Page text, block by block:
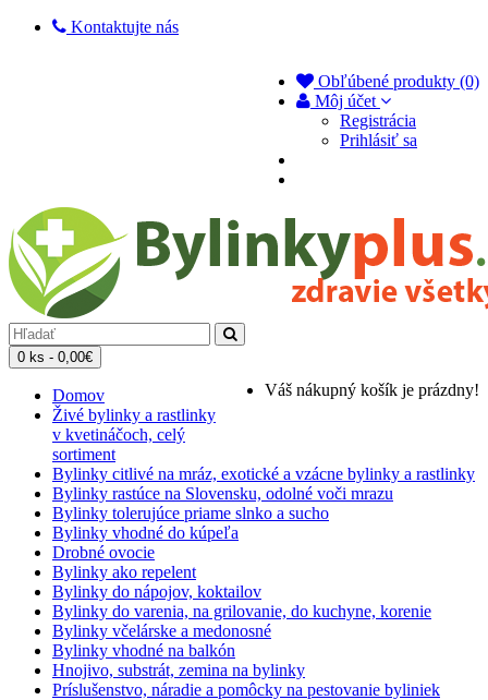
Kontaktujte nás
Obľúbené produkty (0)
Môj účet
Registrácia
Prihlásiť sa
0 ks - 0,00€
Váš nákupný košík je prázdny!
Domov
Živé bylinky a rastlinky
v kvetináčoch, celý
sortiment
Bylinky citlivé na mráz, exotické a vzácne bylinky a rastlinky
Bylinky rastúce na Slovensku, odolné voči mrazu
Bylinky tolerujúce priame slnko a sucho
Bylinky vhodné do kúpeľa
Drobné ovocie
Bylinky ako repelent
Bylinky do nápojov, koktailov
Bylinky do varenia, na grilovanie, do kuchyne, korenie
Bylinky včelárske a medonosné
Bylinky vhodné na balkón
Hnojivo, substrát, zemina na bylinky
Príslušenstvo, náradie a pomôcky na pestovanie byliniek